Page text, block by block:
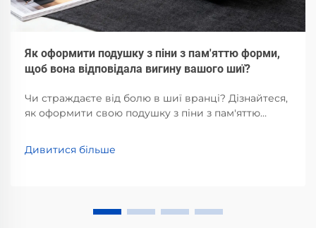
Як оформити подушку з піни з пам'яттю форми,
щоб вона відповідала вигину вашого шиї?
Чи страждаєте від болю в шиї вранці? Дізнайтеся,
як оформити свою подушку з піни з пам'яттю
вирівнювання — з науковим обґрунтуванням від
експертів зі сну. Отримайте покрокові поради з
Дивитися більше